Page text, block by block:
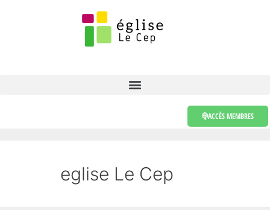
ACCÈS MEMBRES
eglise Le Cep